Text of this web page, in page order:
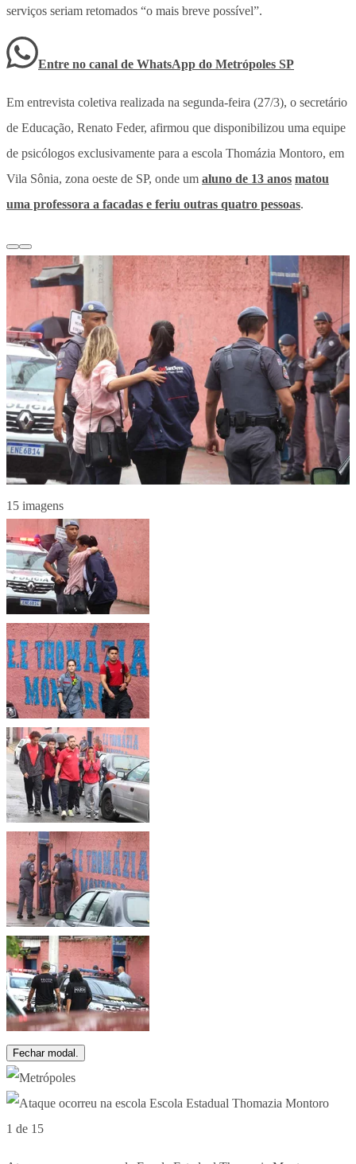
serviços seriam retomados “o mais breve possível”.
Entre no canal de WhatsApp do Metrópoles SP
Em entrevista coletiva realizada na segunda-feira (27/3), o secretário
de Educação, Renato Feder, afirmou que disponibilizou uma equipe
de psicólogos exclusivamente para a escola Thomázia Montoro, em
Vila Sônia, zona oeste de SP, onde um aluno de 13 anos matou
uma professora a facadas e feriu outras quatro pessoas.
15 imagens
Fechar modal.
1 de 15